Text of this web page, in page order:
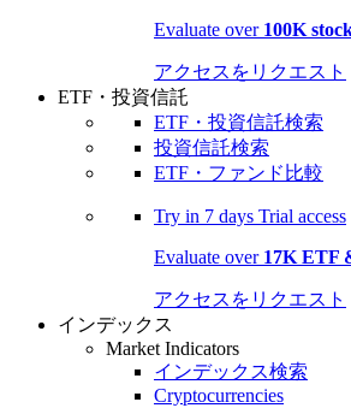
Evaluate over 100K
アクセスをリクエスト
ETF・投資信託
ETF・投資信託検索
投資信託検索
ETF・ファンド比較
Try in 7 days Trial access
Evaluate over 17K ETF
アクセスをリクエスト
インデックス
Market Indicators
インデックス検索
Cryptocurrencies